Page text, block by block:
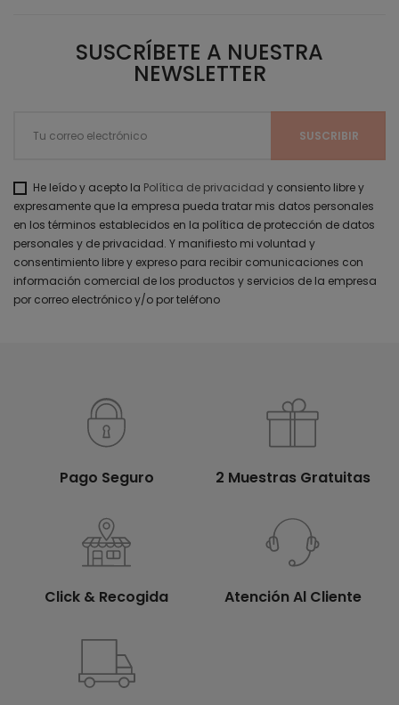
SUSCRÍBETE A NUESTRA
NEWSLETTER
He leído y acepto la Política de privacidad y consiento libre y
expresamente que la empresa pueda tratar mis datos personales
en los términos establecidos en la política de protección de datos
personales y de privacidad. Y manifiesto mi voluntad y
consentimiento libre y expreso para recibir comunicaciones con
información comercial de los productos y servicios de la empresa
por correo electrónico y/o por teléfono
Pago Seguro 2 Muestras Gratuitas
Click & Recogida Atención Al Cliente